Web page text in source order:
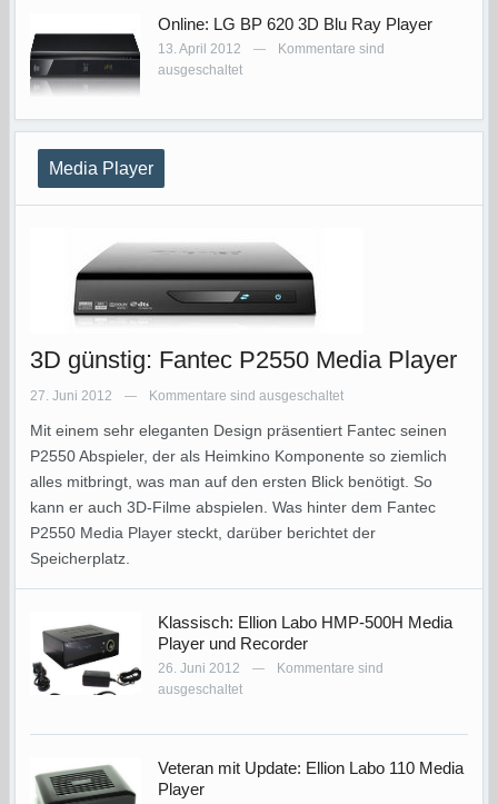
Online: LG BP 620 3D Blu Ray Player
13. April 2012 —
Kommentare sind
ausgeschaltet
Media Player
3D günstig: Fantec P2550 Media Player
27. Juni 2012 — Kommentare sind ausgeschaltet
Mit einem sehr eleganten Design präsentiert Fantec seinen
P2550 Abspieler, der als Heimkino Komponente so ziemlich
alles mitbringt, was man auf den ersten Blick benötigt. So
kann er auch 3D-Filme abspielen. Was hinter dem Fantec
P2550 Media Player steckt, darüber berichtet der
Speicherplatz.
Klassisch: Ellion Labo HMP-500H Media
Player und Recorder
26. Juni 2012 —
Kommentare sind
ausgeschaltet
Veteran mit Update: Ellion Labo 110 Media
Player